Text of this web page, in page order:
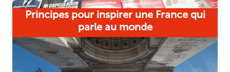
Principes pour inspirer une France qui
parle au monde